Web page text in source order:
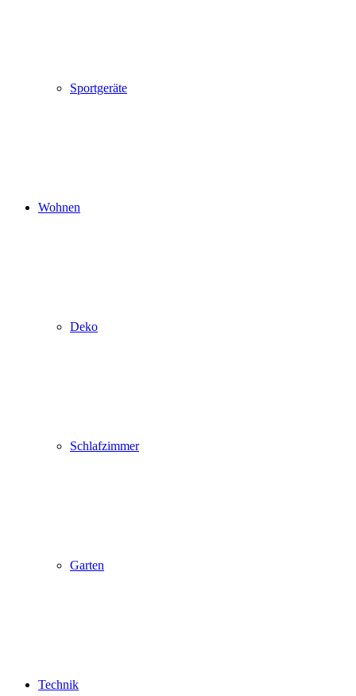
Sportgeräte
Wohnen
Deko
Schlafzimmer
Garten
Technik